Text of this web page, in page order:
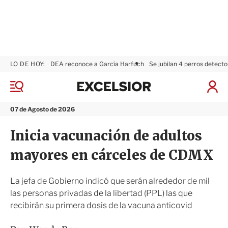
M
n
07 de Agosto de 2026
LO DE HOY: DEA reconoce a García Harfuch Se jubilan 4 perros
I
r
S
x
o
r
Inicia vacunación de adultos
mayores en cárceles de CDMX
La jefa de Gobierno indicó que serán alrededor de mil
las personas privadas de la libertad (PPL) las que
recibirán su primera dosis de la vacuna anticovid